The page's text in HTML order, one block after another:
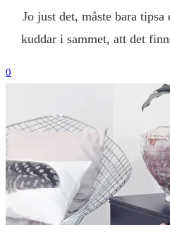
Jo just det, måste bara
kuddar i sammet, att det
0